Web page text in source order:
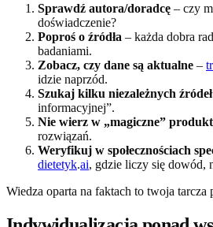
Sprawdź autora/doradcę – czy
doświadczenie?
Poproś o źródła – każda dobra
badaniami.
Zobacz, czy dane są aktualne –
idzie naprzód.
Szukaj kilku niezależnych źródeł
informacyjnej”.
Nie wierz w „magiczne”
rozwiązań.
Weryfikuj w społecznościach
dietetyk.ai, gdzie liczy się dowód,
Wiedza oparta na faktach to twoja tarcza